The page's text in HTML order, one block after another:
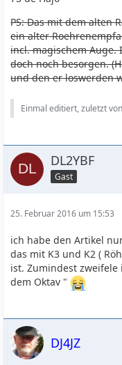
PS: Das mit dem alten
ein alter
incl. magischem
doch noch besorgen.
und den er loswerden
Einmal editiert, zuletzt
DL2YBF
Gast
25. Februar 2016 um 15:53
ich habe den Artikel
das mit K3 und K2 (
ist. Zumindest
dem Oktav "
DJ4JZ